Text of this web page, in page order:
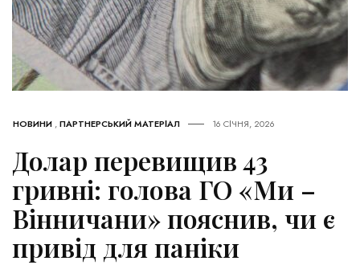
НОВИНИ ,ПАРТНЕРСЬКИЙ МАТЕРІАЛ 16 СІЧНЯ, 2026
Долар перевищив 43
гривні: голова ГО «Ми –
Вінничани» пояснив, чи є
привід для паніки